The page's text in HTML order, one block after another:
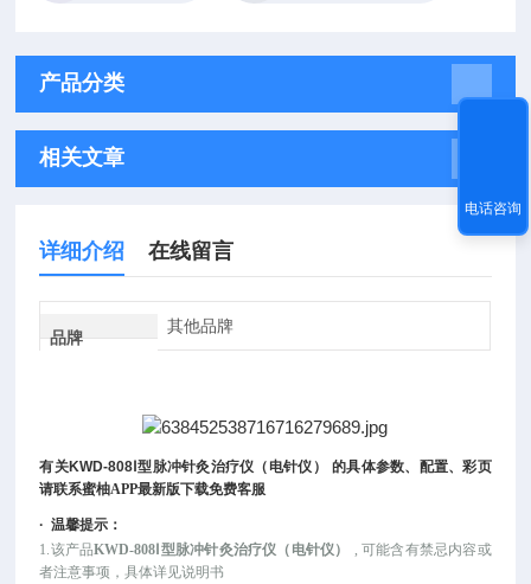
产品分类
相关文章
详细介绍 在线留言
品牌
其他品牌
有关KWD-808Ⅰ型脉冲针灸治疗仪（电针仪）
的具体参数、配置、彩页
请联系蜜柚APP最新版下载免费客服
·温馨提示：
1.该产品KWD-808Ⅰ型脉冲针灸治疗仪（电针仪） , 可能含有禁忌内容或
者注意事项，具体详见说明书
电话咨询